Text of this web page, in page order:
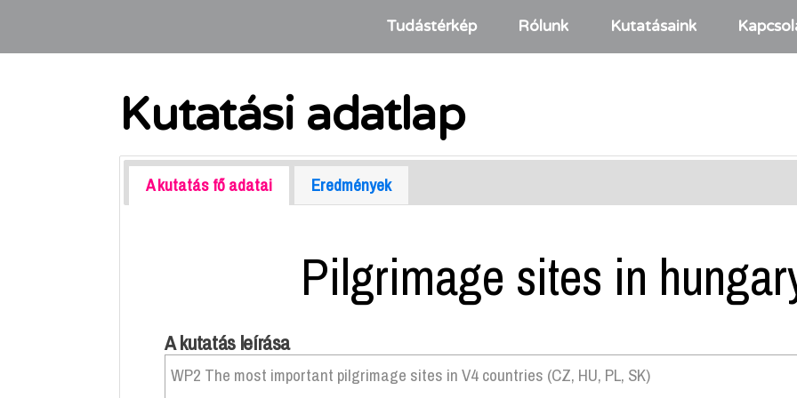
Tudástérkép Rólunk Kutatásaink
Kutatási adatlap
A kutatás fő adatai Eredmények
Pilgrimage sites in
A kutatás leírása
WP2 The most important pilgrimage sites in V4 countries (CZ, HU, PL, SK)